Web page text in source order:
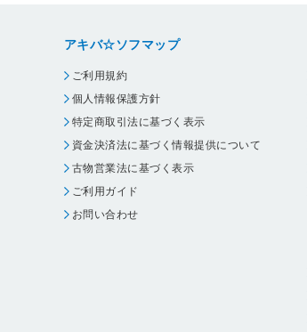
アキバ☆ソフマップ
ご利用規約
個人情報保護方針
特定商取引法に基づく表示
資金決済法に基づく情報提供について
古物営業法に基づく表示
ご利用ガイド
お問い合わせ